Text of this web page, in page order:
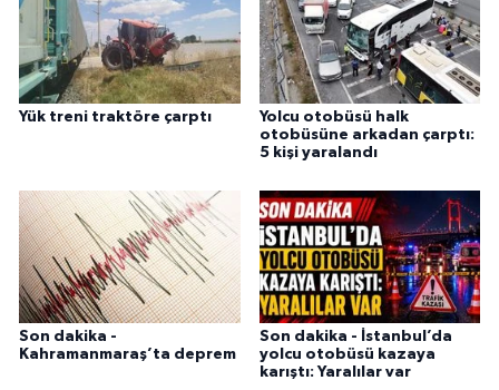
Yük treni traktöre çarptı
Yolcu otobüsü halk
otobüsüne arkadan çarptı:
5 kişi yaralandı
Son dakika -
Kahramanmaraş’ta deprem
Son dakika - İstanbul’da
yolcu otobüsü kazaya
karıştı: Yaralılar var